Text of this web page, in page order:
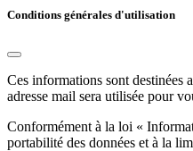
Conditions générales d'utilisation
Ces informations sont destinées
adresse mail sera utilisée pour
Conformément à la loi «
portabilité des données et à la